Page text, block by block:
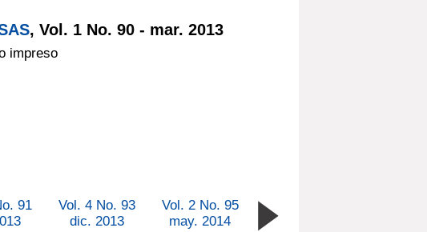
, Vol. 1 No. 90 - mar. 2013
impreso
91
Vol. 4 No. 93
dic. 2013
Vol. 2 No. 95
may. 2014